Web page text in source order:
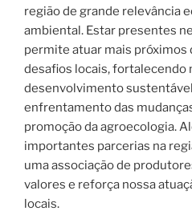
região de grande relevância
ambiental. Estar presentes
permite atuar mais próximos
desafios locais, fortalecendo
desenvolvimento
enfrentamento das
promoção da agroecologia.
importantes parcerias na
uma associação de
valores e reforça nossa
locais.